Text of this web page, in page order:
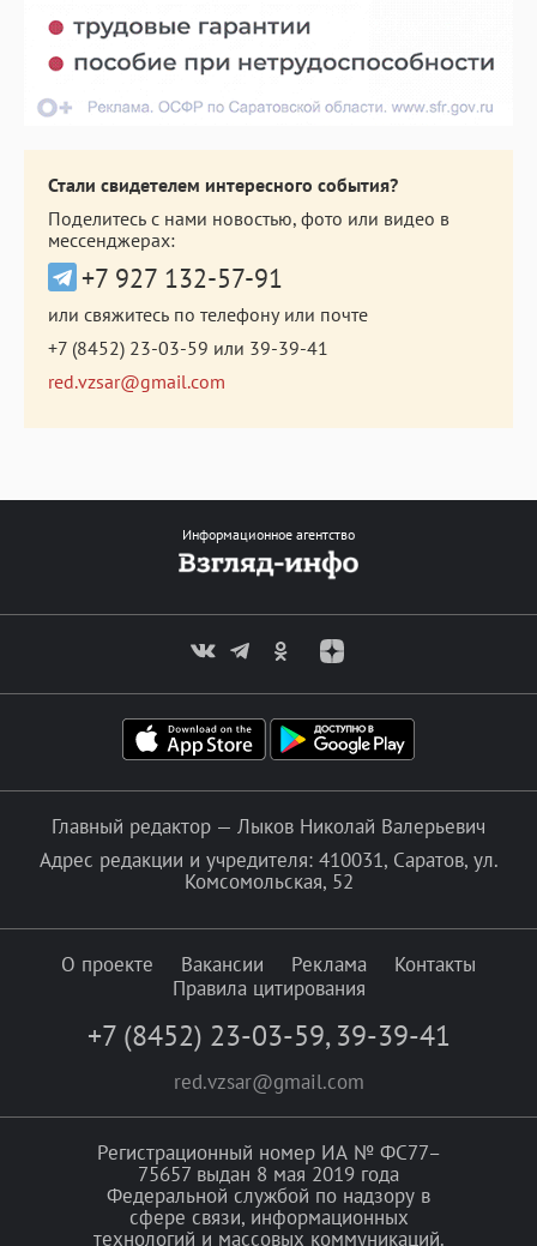
Стали свидетелем интересного события?
Поделитесь с нами новостью, фото или видео в
мессенджерах:
+7 927 132-57-91
или свяжитесь по телефону или почте
+7 (8452) 23-03-59 или 39-39-41
red.vzsar@gmail.com
Информационное агентство
Главный редактор — Лыков Николай Валерьевич
Адрес редакции и учредителя: 410031, Саратов, ул.
Комсомольская, 52
О проекте Вакансии Реклама
Контакты
Правила цитирования
+7 (8452) 23-03-59, 39-39-41
red.vzsar@gmail.com
Регистрационный номер ИА № ФС77–
75657 выдан 8 мая 2019 года
Федеральной службой по надзору в
сфере связи, информационных
технологий и массовых коммуникаций.